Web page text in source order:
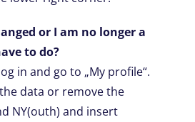
or I am no longer a
to do?
in and go to „My profile“.
data or remove the
NY(outh) and insert